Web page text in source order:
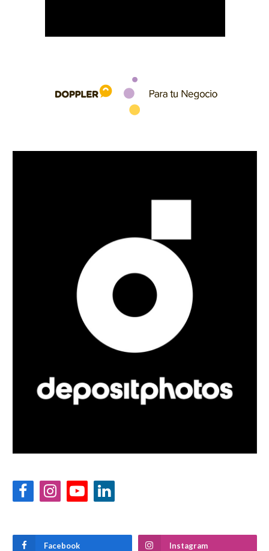
FacebookInstagramYouTubeLinkedIn
Facebook Instagram